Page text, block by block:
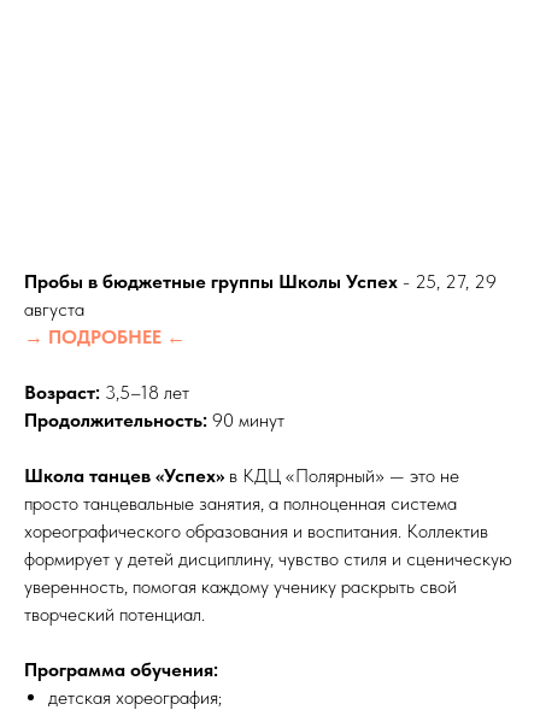
Пробы в бюджетные группы Школы Успех - 25, 27, 29
августа
→ ПОДРОБНЕЕ ←
Возраст: 3,5–18 лет
Продолжительность: 90 минут
Школа танцев «Успех» в КДЦ «Полярный» — это не
просто танцевальные занятия, а полноценная система
хореографического образования и воспитания. Коллектив
формирует у детей дисциплину, чувство стиля и сценическую
уверенность, помогая каждому ученику раскрыть свой
творческий потенциал.
Программа обучения:
детская хореография;